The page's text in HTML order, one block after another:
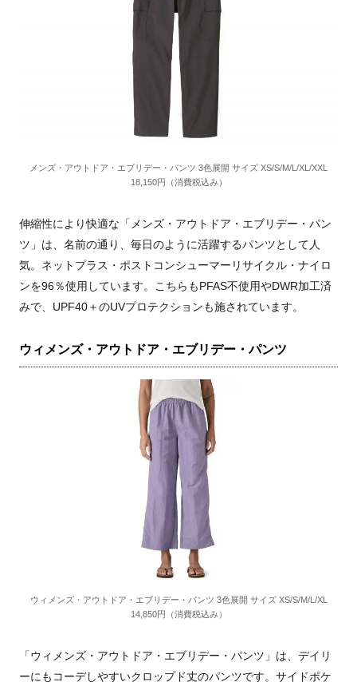
メンズ・アウトドア・エブリデー・パンツ 3色展開 サイズ XS/S/M/L/XL/XXL
18,150円（消費税込み）
伸縮性により快適な「メンズ・アウトドア・エブリデー・パン
ツ」は、名前の通り、毎日のように活躍するパンツとして人
気。ネットプラス・ポストコンシューマーリサイクル・ナイロ
ンを96％使用しています。こちらもPFAS不使用やDWR加工済
みで、UPF40＋のUVプロテクションも施されています。
ウィメンズ・アウトドア・エブリデー・パンツ
ウィメンズ・アウトドア・エブリデー・パンツ 3色展開 サイズ XS/S/M/L/XL
14,850円（消費税込み）
「ウィメンズ・アウトドア・エブリデー・パンツ」は、デイリ
ーにもコーデしやすいクロップド丈のパンツです。サイドポケ